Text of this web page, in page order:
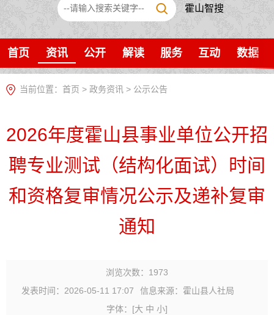
霍山智搜
首页 资讯 公开 解读 服务 互动 数据
当前位置： 首页 > 政务资讯 > 公示公告
2026年度霍山县事业单位公开招
聘专业测试（结构化面试）时间
和资格复审情况公示及递补复审
通知
浏览次数： 1973
发表时间：2026-05-11 17:07
信息来源：霍山县人社局
字体： [大 中 小]